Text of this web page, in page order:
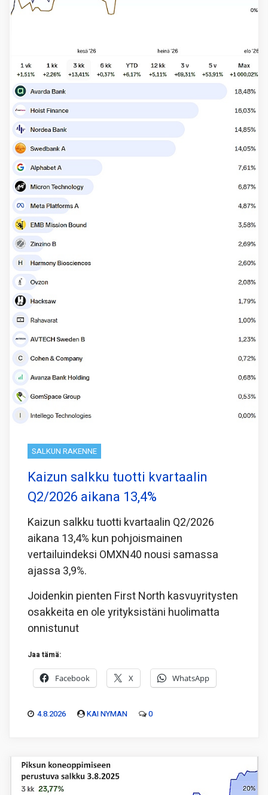
SALKUN RAKENNE
Kaizun salkku tuotti kvartaalin
Q2/2026 aikana 13,4%
Kaizun salkku tuotti kvartaalin Q2/2026
aikana 13,4% kun pohjoismainen
vertailuindeksi OMXN40 nousi samassa
ajassa 3,9%.
Joidenkin pienten First North kasvuyritysten
osakkeita en ole yrityksistäni huolimatta
onnistunut
Jaa tämä:
Facebook X WhatsApp
4.8.2026 KAI NYMAN 0